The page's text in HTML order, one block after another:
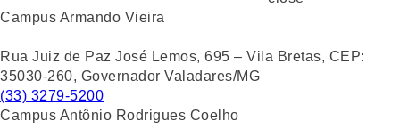
Campus Armando Vieira
Rua Juiz de Paz José Lemos, 695 – Vila Bretas, CEP:
35030-260, Governador Valadares/MG
(33) 3279-5200
Campus Antônio Rodrigues Coelho